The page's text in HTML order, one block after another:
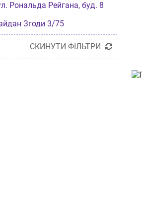
Рональда Рейгана, буд. 8
Згоди 3/75
т Тракторобудівників, 108
т. Петра Григоренка 5
СКИНУТИ ФІЛЬТРИ